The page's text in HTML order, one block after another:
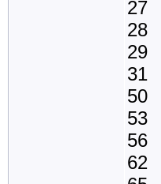
27
28
29
31
50
53
56
62